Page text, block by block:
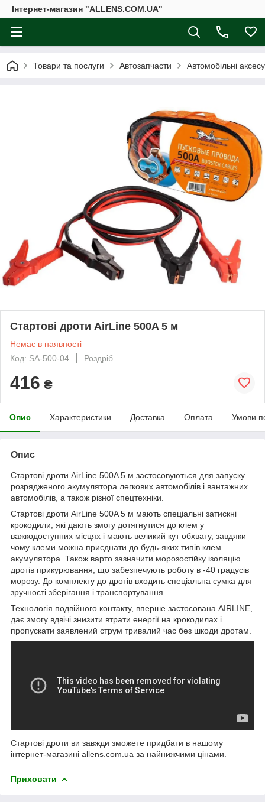
Інтернет-магазин "ALLENS.COM.UA"
Товари та послуги Автозапчасти Автомобільні
Стартові дроти AirLine 500A 5 м
Немає в наявності
Код: SA-500-04
Роздріб
416 ₴
Опис Характеристики Доставка Оплата Умови
Опис
Стартові дроти AirLine 500A 5 м застосовуються для запуску
розрядженого акумулятора легкових автомобілів і вантажних
автомобілів, а також різної спецтехніки.
Стартові дроти AirLine 500A 5 м мають спеціальні затискні
крокодили, які дають змогу дотягнутися до клем у
важкодоступних місцях і мають великий кут обхвату, завдяки
чому клеми можна приєднати до будь-яких типів клем
акумулятора. Також варто зазначити морозостійку ізоляцію
дротів прикурювання, що забезпечують роботу в -40 градусів
морозу. До комплекту до дротів входить спеціальна сумка для
зручності зберігання і транспортування.
Технологія подвійного контакту, вперше застосована AIRLINE,
дає змогу вдвічі знизити втрати енергії на крокодилах і
пропускати заявлений струм тривалий час без шкоди дротам.
Стартові дроти ви завжди зможете придбати в нашому
інтернет-магазині allens.com.ua за найнижчими цінами.
Приховати